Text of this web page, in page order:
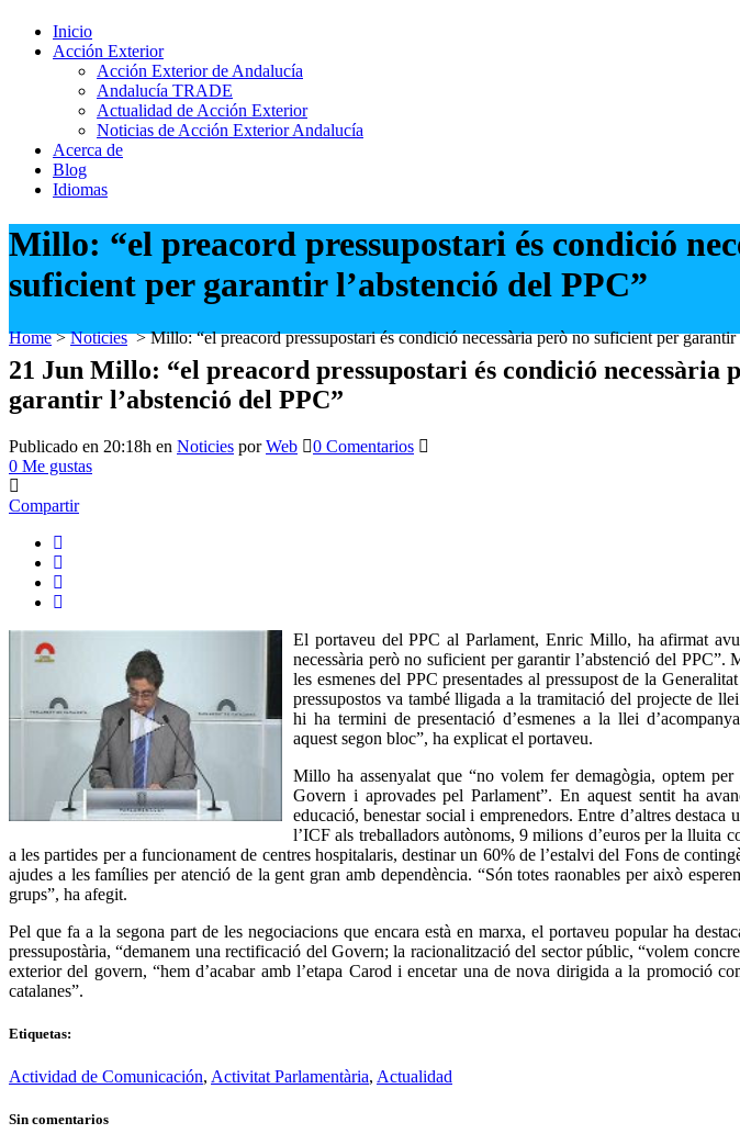
Inicio
Acción Exterior
Acción Exterior de Andalucía
Andalucía TRADE
Actualidad de Acción Exterior
Noticias de Acción Exterior Andalucía
Acerca de
Blog
Idiomas
Millo: “el preacord pressupostari és condició
suficient per garantir l’abstenció del PPC”
Home>Noticies >Millo: “el preacord pressupostari és condició necessària però no suficient per garantir
21 Jun Millo: “el preacord pressupostari és condició necessària
garantir l’abstenció del PPC”
Publicado en 20:18h en Noticies porWeb
0 Comentarios
0 Me gustas
Compartir
El portaveu del PPC al Parlament, Enric Millo, ha afirmat
necessària però no suficient per garantir l’abstenció del PPC”.
les esmenes del PPC presentades al pressupost de la
pressupostos va també lligada a la tramitació del projecte de
hi ha termini de presentació d’esmenes a la llei
aquest segon bloc”, ha explicat el portaveu.
Millo ha assenyalat que “no volem fer demagògia, optem per
Govern i aprovades pel Parlament”. En aquest sentit ha
educació, benestar social i emprenedors. Entre d’altres
l’ICF als treballadors autònoms, 9 milions d’euros per la lluita
a les partides per a funcionament de centres hospitalaris, destinar un 60% de l’estalvi del Fons de
ajudes a les famílies per atenció de la gent gran amb dependència. “Són totes raonables per això
grups”, ha afegit.
Pel que fa a la segona part de les negociacions que encara està en marxa, el portaveu popular ha
pressupostària, “demanem una rectificació del Govern; la racionalització del sector públic, “volem
exterior del govern, “hem d’acabar amb l’etapa Carod i encetar una de nova dirigida a la promoció
catalanes”.
Etiquetas:
Actividad de Comunicación, Activitat Parlamentària, Actualidad
Sin comentarios